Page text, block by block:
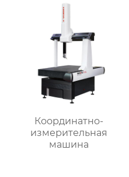
Координатно-
измерительная
машина